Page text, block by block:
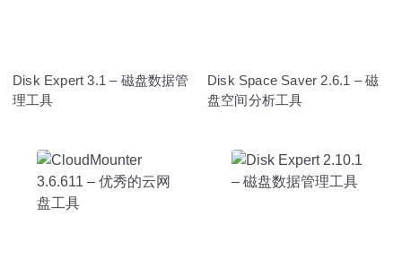
Disk Expert 3.1 – 磁盘数据管
理工具
Disk Space Saver 2.6.1 – 磁
盘空间分析工具